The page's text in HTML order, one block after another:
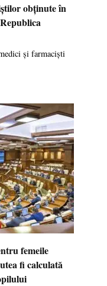
obținute în
și farmaciști
femeile
fi calculată